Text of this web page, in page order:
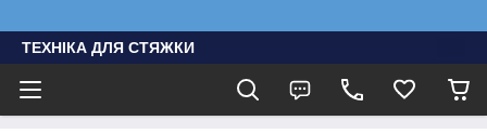
ТЕХНІКА ДЛЯ СТЯЖКИ